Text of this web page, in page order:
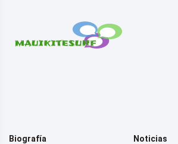
Biografía Noticias